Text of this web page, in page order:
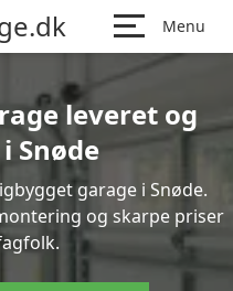
Menu
leveret og
Snøde
garage i Snøde.
og skarpe priser